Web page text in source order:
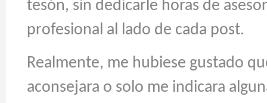
tesón, sin dedicarle horas de
profesional al lado de cada post.
Realmente, me hubiese gustado
aconsejara o solo me indicara